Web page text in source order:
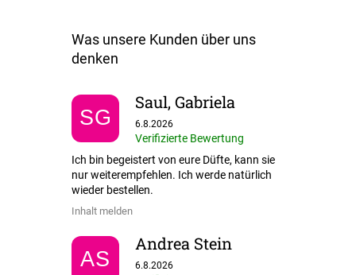
SG
Saul, Gabriela
Die Shop-Bewertung beträgt 5 von 5 Sternen.
6.8.2026
Verifizierte Bewertung
Ich bin begeistert von eure Düfte, kann sie
nur weiterempfehlen. Ich werde natürlich
wieder bestellen.
Inhalt melden
AS
Andrea Stein
Die Shop-Bewertung beträgt 5 von 5 Sternen.
6.8.2026